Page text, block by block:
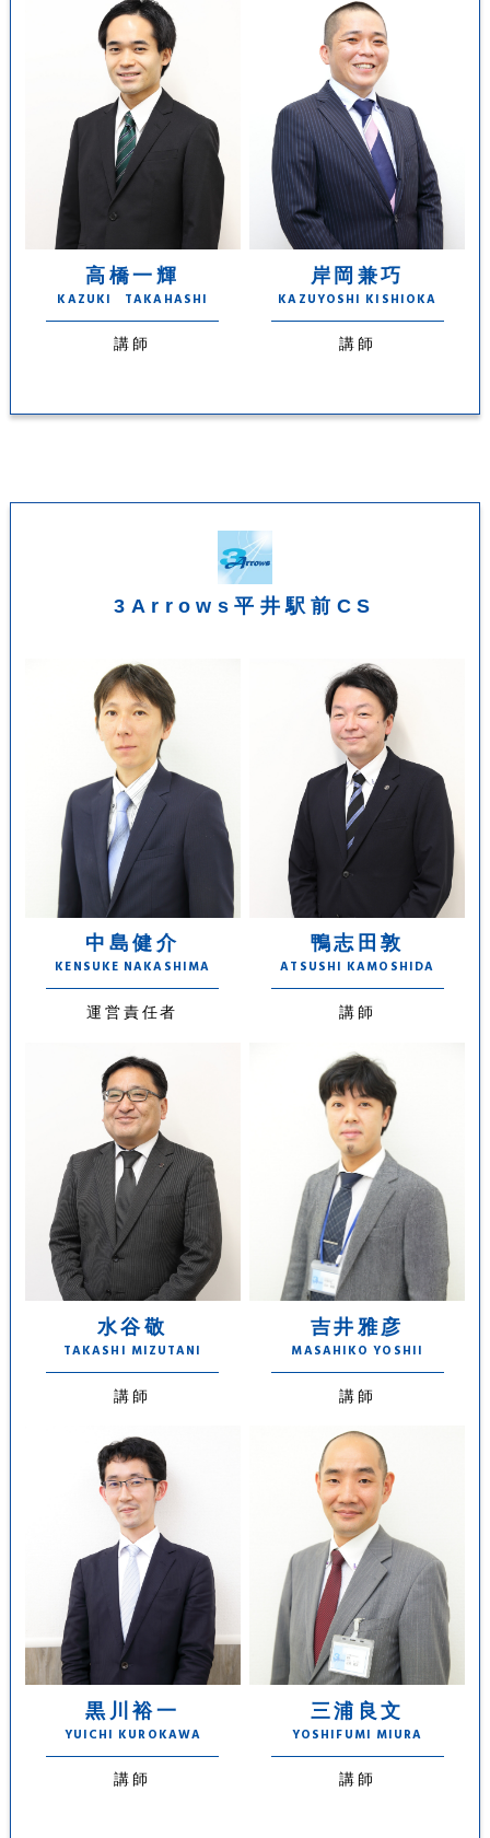
高橋一輝
KAZUKI TAKAHASHI
講師
岸岡兼巧
KAZUYOSHI KISHIOKA
講師
3Arrows平井駅前CS
中島健介
KENSUKE NAKASHIMA
運営責任者
鴨志田敦
ATSUSHI KAMOSHIDA
講師
水谷敬
TAKASHI MIZUTANI
講師
吉井雅彦
MASAHIKO YOSHII
講師
黒川裕一
YUICHI KUROKAWA
講師
三浦良文
YOSHIFUMI MIURA
講師